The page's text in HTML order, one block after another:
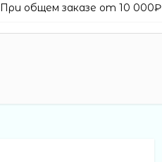
При общем заказе от 10 000₽